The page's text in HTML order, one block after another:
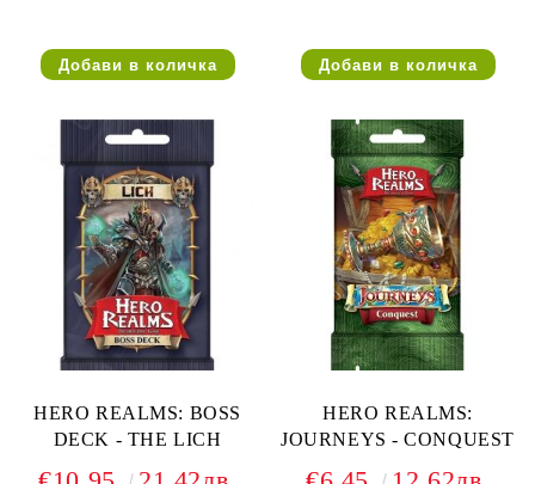
HERO REALMS: BOSS
DECK - THE LICH
HERO REALMS:
JOURNEYS - CONQUEST